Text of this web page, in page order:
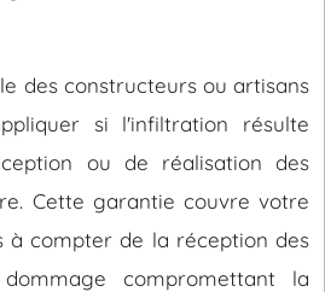
des constructeurs ou artisans
si l'infiltration résulte
ou de réalisation des
Cette garantie couvre votre
à compter de la réception des
compromettant la